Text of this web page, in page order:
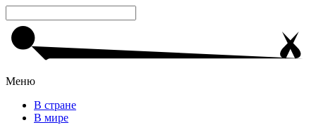
Меню
В стране
В мире